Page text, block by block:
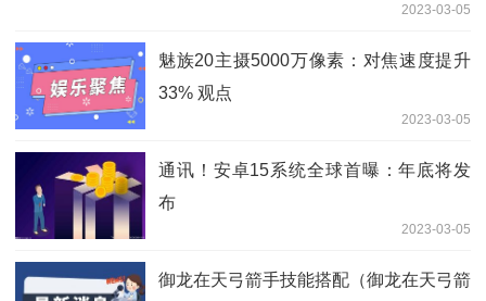
2023-03-05
魅族20主摄5000万像素：对焦速度提升
33% 观点
2023-03-05
通讯！安卓15系统全球首曝：年底将发
布
2023-03-05
御龙在天弓箭手技能搭配（御龙在天弓箭